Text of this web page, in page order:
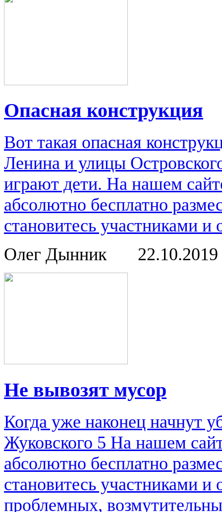
Опасная конструкция
Вот такая опасная
Ленина и улицы
играют дети. На нашем
абсолютно бесплатно
становитесь участниками
Олег Дынник
22.10.2019
Не вывозят мусор
Когда уже наконец начнут
Жуковского 5 На нашем
абсолютно бесплатно
становитесь участниками
проблемных,